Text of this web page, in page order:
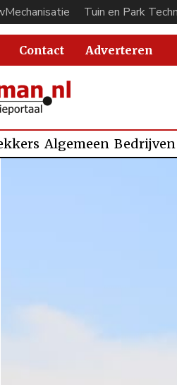
Tuin en Park
Contact Adverteren
Algemeen Bedrijven